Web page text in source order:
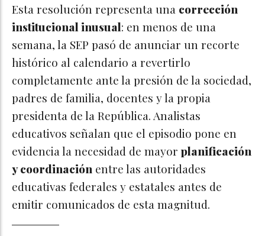
Esta resolución representa una corrección
institucional inusual: en menos de una
semana, la SEP pasó de anunciar un recorte
histórico al calendario a revertirlo
completamente ante la presión de la sociedad,
padres de familia, docentes y la propia
presidenta de la República. Analistas
educativos señalan que el episodio pone en
evidencia la necesidad de mayor planificación
y coordinación entre las autoridades
educativas federales y estatales antes de
emitir comunicados de esta magnitud.